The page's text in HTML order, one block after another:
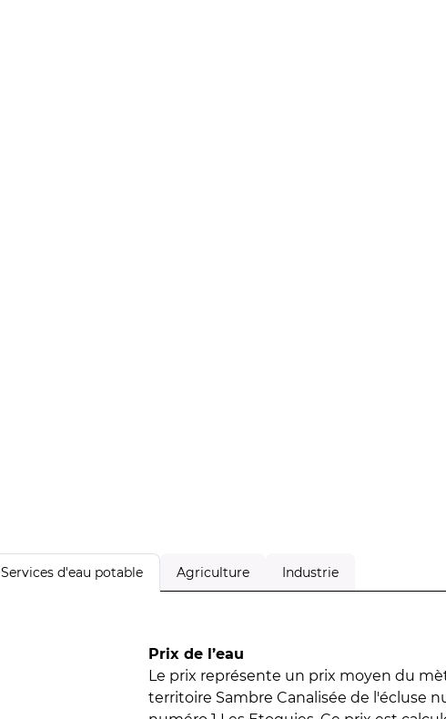
Services d'eau potable Agriculture Industrie
Prix de l’eau
Le prix représente un prix moyen du
territoire Sambre Canalisée de l'écluse